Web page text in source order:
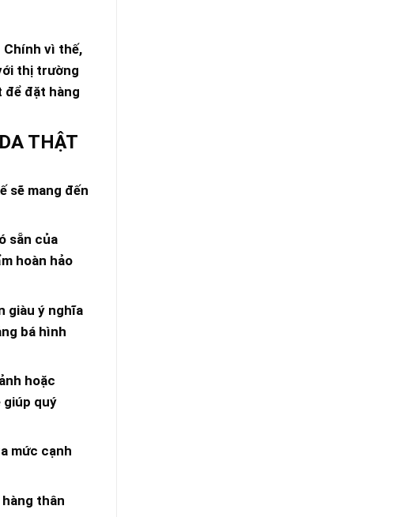
Chính vì thế,
thị trường
để đặt hàng
THẬT
sẽ mang đến
sẵn của
hoàn hảo
giàu ý nghĩa
bá hình
hoặc
giúp quý
mức cạnh
thân